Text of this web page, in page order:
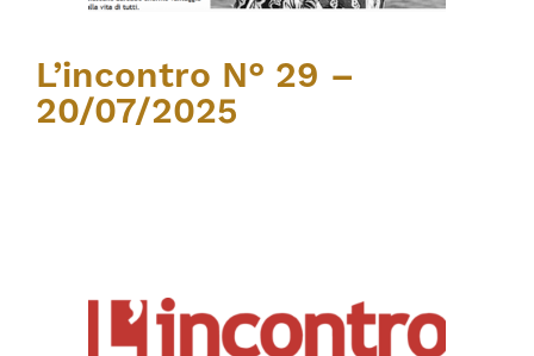
L’incontro N° 29 –
20/07/2025